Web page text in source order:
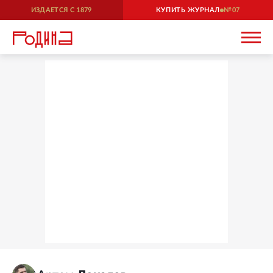
ИЗДАЕТСЯ С 1879 КУПИТЬ ЖУРНАЛ 07